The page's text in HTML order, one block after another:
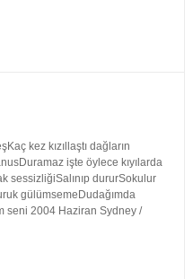
kez kızıllaştı dağların
işte öylece kıyılarda
sessizliğiSalınıp dururSokulur
gülümsemeDudağımda
seni 2004 Haziran Sydney /